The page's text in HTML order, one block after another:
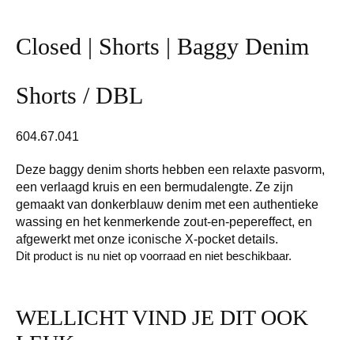
Closed | Shorts | Baggy Denim
Shorts / DBL
604.67.041
Deze baggy denim shorts hebben een relaxte pasvorm,
een verlaagd kruis en een bermudalengte. Ze zijn
gemaakt van donkerblauw denim met een authentieke
wassing en het kenmerkende zout-en-pepereffect, en
afgewerkt met onze iconische X-pocket details.
Dit product is nu niet op voorraad en niet beschikbaar.
WELLICHT VIND JE DIT OOK